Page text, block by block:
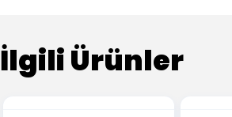
İlgili Ürünler